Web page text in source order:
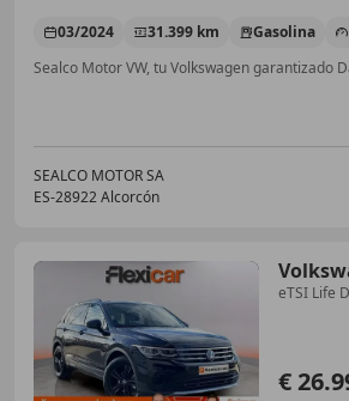
03/2024 31.399 km Gasolina
Sealco Motor VW, tu Volkswagen garantizado
SEALCO MOTOR SA
ES-28922 Alcorcón
eTSI Life
€